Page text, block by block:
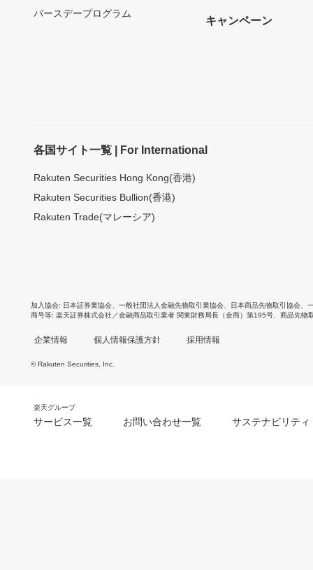
バースデープログラム
キャンペーン
各国サイト一覧 | For International
Rakuten Securities Hong Kong(香港)
Rakuten Securities Bullion(香港)
Rakuten Trade(マレーシア)
加入協会 日本証券業協会 一般社団法人金融先物取引業協会 日本商品先物取引協会
商号等 楽天証券株式会社／金融商品取引業者 関東財務局長（金商）第195号、商品先物
企業情報 個人情報保護方針 採用情報
© Rakuten Securities, Inc.
楽天グループ
サービス一覧 お問い合わせ一覧 サステナビリティ